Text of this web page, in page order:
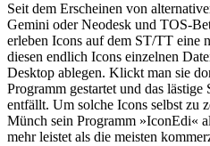
Seit dem Erscheinen von
Gemini oder Neodesk und TOS-
erleben Icons auf dem ST/TT eine
diesen endlich Icons einzelnen
Desktop ablegen. Klickt man sie
Programm gestartet und das
entfällt. Um solche Icons selbst zu
Münch sein Programm »IconEdi«
mehr leistet als die meisten